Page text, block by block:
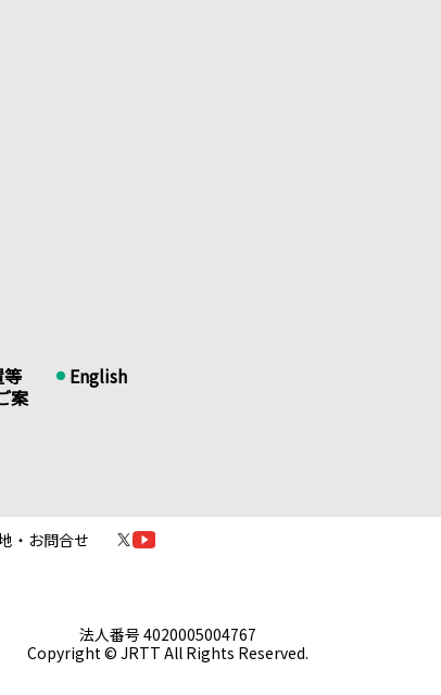
案
English
・お問合せ
法人番号 4020005004767
Copyright © JRTT All Rights Reserved.